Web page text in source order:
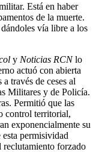
Está en haber
de la muerte.
vía libre a los
y Noticias RCNlo
actuó con abierta
través de ceses al
Militares y de Policía.
Permitió que las
control territorial,
exponencialmente su
permisividad
forzado